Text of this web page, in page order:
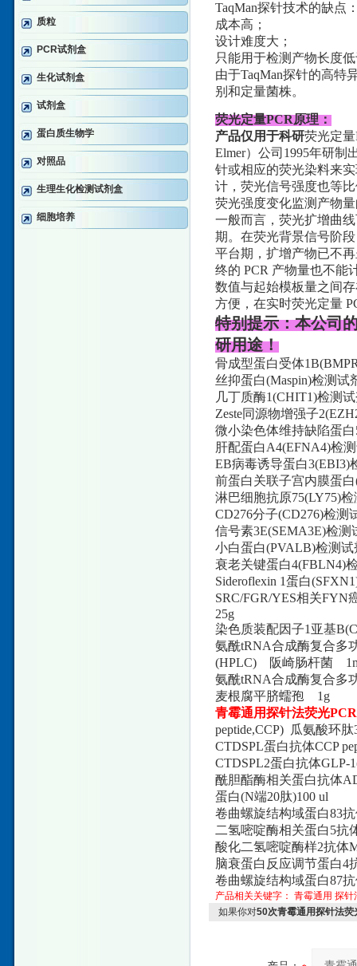
质粒
PCR试剂盒
生化试剂盒
试剂盒
蛋白质生物学
对照品
生理生化检测试剂盒
细胞培养
TaqMan探针技术的缺点
成本高；
设计难度大；
只能用于检测产物长度
由于TaqMan探针的高特
别和定量菌株。
荧光定量PCR原理：
产品仅用于科研荧光定量
Elmer）公司1995年研制
针或相应的荧光染料来
计，荧光信号强度也等
荧光强度变化监测产物
一般而言，荧光扩增曲
期。在荧光背景信号阶
平台期，扩增产物已不
终的 PCR 产物量也不能
数值与起始模板量之间
方便，在实时荧光定量
特别提示：本公司
研用途！
骨成型蛋白受体
丝抑蛋白(Maspin)检测
几丁质酶1(CHIT1)检
Zeste同源物增强子
微小染色体维持缺陷蛋
肝配蛋白A4(EFNA4)
EB病毒诱导蛋白
前蛋白关联子宫内膜蛋
淋巴细胞抗原75(LY75)
CD276分子(CD276)检
信号素3E(SEMA3E)检
小白蛋白(PVALB)检测
衰老关键蛋白
Sideroflexin 1蛋白
SRC/FGR/YES相关
25g
染色质装配因子1亚基
氨酰tRNA合成酶复合多
(HPLC) 阪崎肠杆菌
氨酰tRNA合成酶复合
麦根腐平脐蠕孢 1g
青霉通用探针法荧光
peptide,CCP) 瓜氨酸环肽
CTDSPL蛋白抗体CCP
CTDSPL2蛋白抗体GLP-
酰胆酯酶相关蛋白抗体
蛋白(N端20肽)100 ul
卷曲螺旋结构域蛋白83
二氢嘧啶酶相关蛋白5抗
酸化二氢嘧啶酶样2抗体
脑衰蛋白反应调节蛋白4
卷曲螺旋结构域蛋白87
产品相关关键字： 青霉通用 探针
如果你对50次青霉通用探针法